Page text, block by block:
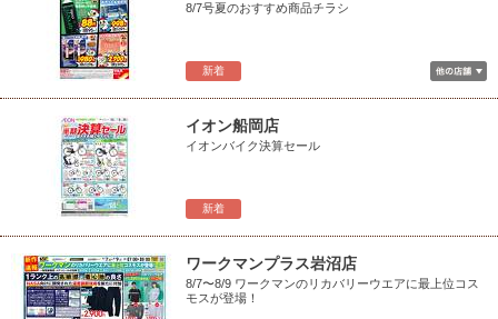
新着
8/7号夏のおすすめ商品チラシ
新着
イオン船岡店
イオンバイク決算セール
ワークマンプラス岩沼店
8/7〜8/9 ワークマンのリカバリーウエアに最上位コス
モスが登場！